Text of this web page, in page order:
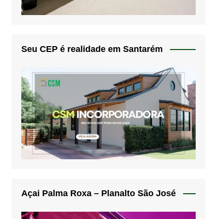
Seu CEP é realidade em Santarém
Açai Palma Roxa – Planalto São José